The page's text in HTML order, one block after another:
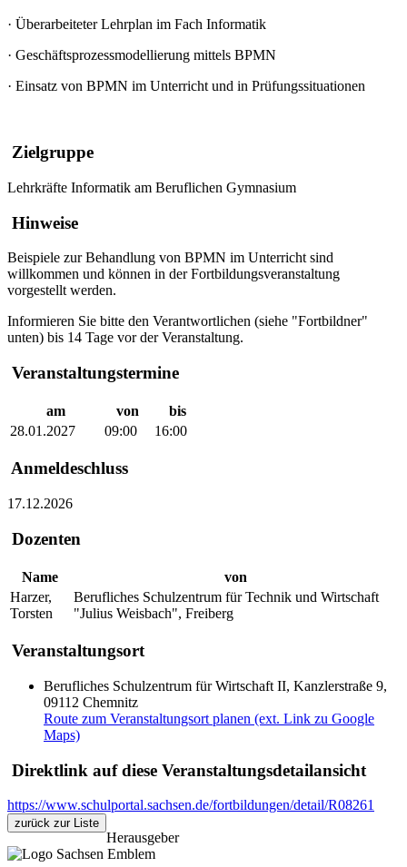
· Überarbeiteter Lehrplan im Fach Informatik
· Geschäftsprozessmodellierung mittels BPMN
· Einsatz von BPMN im Unterricht und in Prüfungssituationen
Zielgruppe
Lehrkräfte Informatik am Beruflichen Gymnasium
Hinweise
Beispiele zur Behandlung von BPMN im Unterricht sind
willkommen und können in der Fortbildungsveranstaltung
vorgestellt werden.
Informieren Sie bitte den Verantwortlichen (siehe "Fortbildner"
unten) bis 14 Tage vor der Veranstaltung.
Veranstaltungstermine
am von
bis
28.01.2027
09:00 16:00
Anmeldeschluss
17.12.2026
Dozenten
Name
von
Harzer,
Torsten
Berufliches Schulzentrum für Technik und Wirtschaft
"Julius Weisbach", Freiberg
Veranstaltungsort
Berufliches Schulzentrum für Wirtschaft II, Kanzlerstraße 9,
09112 Chemnitz
Route zum Veranstaltungsort planen (ext. Link zu Google
Maps)
Direktlink auf diese Veranstaltungsdetailansicht
https://www.schulportal.sachsen.de/fortbildungen/detail/R08261
zurück zur Liste
Herausgeber